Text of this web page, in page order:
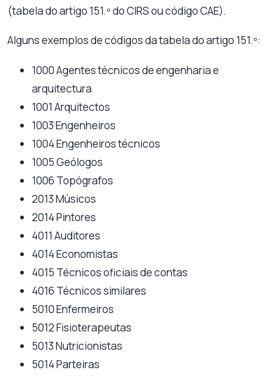
(tabela do artigo 151.º do CIRS ou código CAE).
Alguns exemplos de códigos da tabela do artigo 151.º:
1000 Agentes técnicos de engenharia e
arquitectura
1001 Arquitectos
1003 Engenheiros
1004 Engenheiros técnicos
1005 Geólogos
1006 Topógrafos
2013 Músicos
2014 Pintores
4011 Auditores
4014 Economistas
4015 Técnicos oficiais de contas
4016 Técnicos similares
5010 Enfermeiros
5012 Fisioterapeutas
5013 Nutricionistas
5014 Parteiras